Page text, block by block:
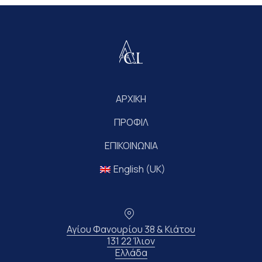
$25
ΑΡΧΙΚΗ
ΠΡΟΦΙΛ
ΕΠΙΚΟΙΝΩΝΙΑ
English (UK)
Αγίου Φανουρίου 38 & Κιάτου
131 22 Ίλιον
ΕλλάδαΝέο παράθυρο